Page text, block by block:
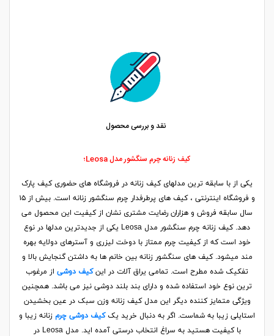
نقد و بررسی محصول
کیف زنانه چرم سنگشور مدل Leosa؛
یکی از با سابقه ترین مدلهای کیف زنانه در فروشگاه های حضوری کیف پارک
و فروشگاه اینترنتی ، کیف های پرطرفدار چرم سنگشور زنانه است. بیش از ۱۵
سال سابقه فروش و هزاران رضایت مشتری نشان از کیفیت این محصول می
دهد. کیف زنانه چرم سنگشور مدل Leosa یکی از جدیدترین مدلها در نوع
خود است که از کیفیت چرم ممتاز با دوخت لیزری و آسترهای دولایه بهره
مند میشود. کیف های سنگشور زنانه بین خانم ها به داشتن گنجایش بالا و
تفکیک شده مطرح است. تمامی یراق آلات در اینکیف دوشیاز مرغوب
ترین نوع خود استفاده شده و دارای بند بلند دوشی نیز می باشد. همچنین
ویژگی متمایز کننده دیگر این مدل کیف زنانه وزن سبک در عین بخشیدن
استایلی زیبا به شماست. اگر به دنبال خرید یککیف دوشی چرمزنانه زیبا و
با کیفیت هستید به سراغ انتخاب درستی آمده اید. مدل Leosa در